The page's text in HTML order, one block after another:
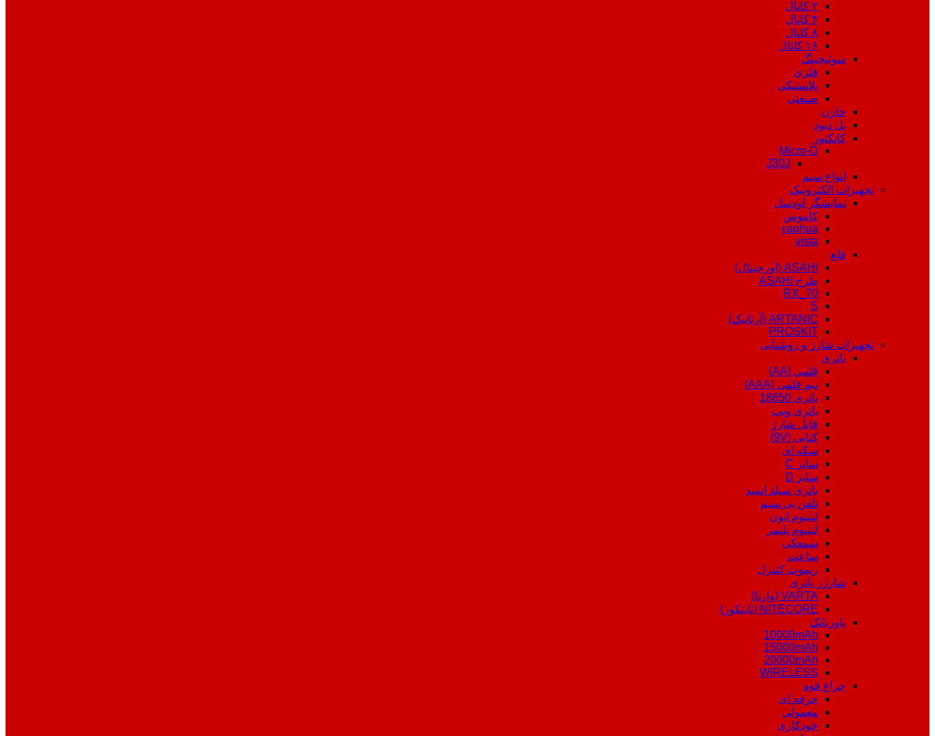
۲ کانال
۴ کانال
۸ کانال
۱۶ کانال
سوئیچینگ
فلزی
پلاستیکی
صنعتی
خازن
پل دیود
کانکتور
Micro-D
J30J
انواع سیم
تجهیزات الکترونیک
نمایشگر لودسل
کاموس
yaohua
vista
قلع
ASAHI (اورجینال)
طرح ASAHI
RX_70
S
ARTANIC (آرتانیک)
PROSKIT
تجهیزات شارژ و روشنایی
باتری
قلمی (AA)
نیم قلمی (AAA)
باتری 18650
باتری ویپ
قابل شارژ
کتابی (9V)
سکه ای
سایز C
سایز D
باتری سیلد اسید
تلفن بی سیم
لیتیوم ایون
لیتیوم پلیمر
سمعکی
ساعت
ریموت کنترل
شارژر باتری
VARTA (وارتا)
NITECORE (نایتکور)
پاوربانک
10000mAh
15000mAh
20000mAh
WIRELESS
چراغ قوه
حرفه ای
معمولی
خودکاری